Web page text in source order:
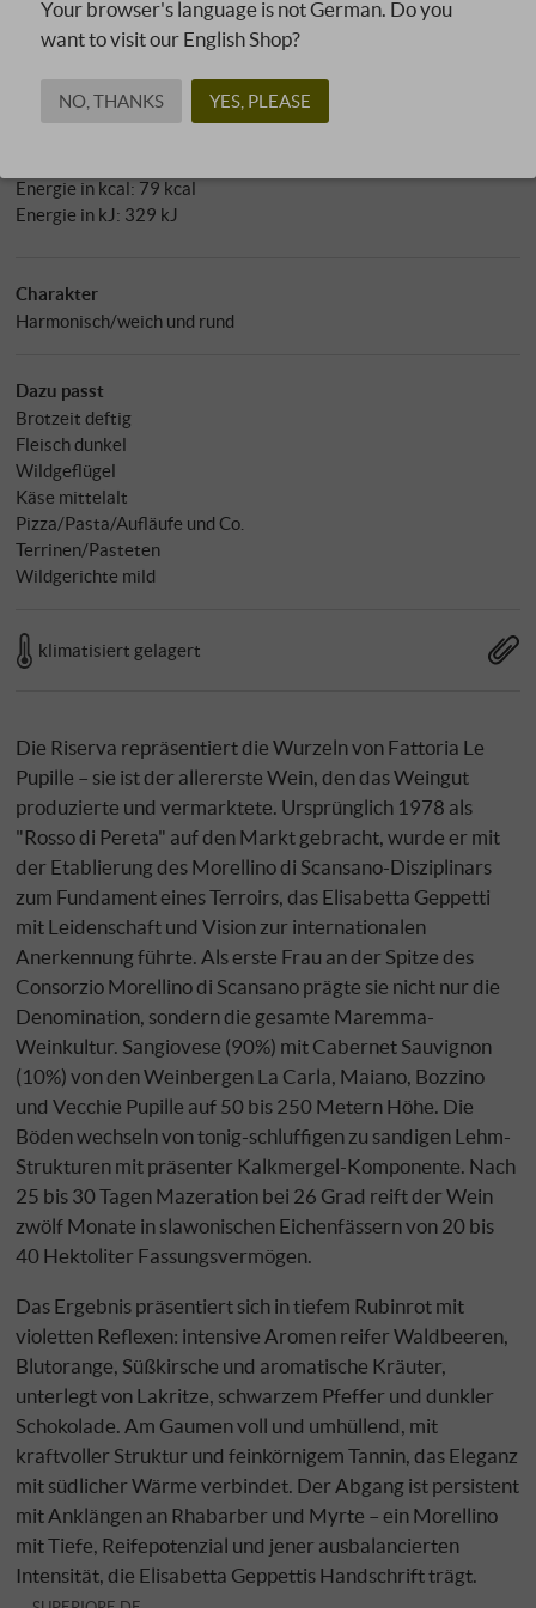
Restzucker: 0,81 g/l
Sulfit: 81 mg/l
Allergene
enthält Sulfite
Energie in kcal: 79 kcal
Energie in kJ: 329 kJ
Charakter
Harmonisch/weich und rund
Dazu passt
Brotzeit deftig
Fleisch dunkel
Wildgeflügel
Käse mittelalt
Pizza/Pasta/Aufläufe und Co.
Terrinen/Pasteten
Wildgerichte mild
klimatisiert gelagert
Die Riserva repräsentiert die Wurzeln von Fattoria Le
Pupille – sie ist der allererste Wein, den das Weingut
produzierte und vermarktete. Ursprünglich 1978 als
"Rosso di Pereta" auf den Markt gebracht, wurde er mit
der Etablierung des Morellino di Scansano-Disziplinars
zum Fundament eines Terroirs, das Elisabetta Geppetti
mit Leidenschaft und Vision zur internationalen
Anerkennung führte. Als erste Frau an der Spitze des
Consorzio Morellino di Scansano prägte sie nicht nur die
Denomination, sondern die gesamte Maremma-
Weinkultur. Sangiovese (90%) mit Cabernet Sauvignon
(10%) von den Weinbergen La Carla, Maiano, Bozzino
und Vecchie Pupille auf 50 bis 250 Metern Höhe. Die
Böden wechseln von tonig-schluffigen zu sandigen Lehm-
Strukturen mit präsenter Kalkmergel-Komponente. Nach
25 bis 30 Tagen Mazeration bei 26 Grad reift der Wein
zwölf Monate in slawonischen Eichenfässern von 20 bis
40 Hektoliter Fassungsvermögen.
Das Ergebnis präsentiert sich in tiefem Rubinrot mit
violetten Reflexen: intensive Aromen reifer Waldbeeren,
Blutorange, Süßkirsche und aromatische Kräuter,
unterlegt von Lakritze, schwarzem Pfeffer und dunkler
Schokolade. Am Gaumen voll und umhüllend, mit
kraftvoller Struktur und feinkörnigem Tannin, das Eleganz
mit südlicher Wärme verbindet. Der Abgang ist persistent
mit Anklängen an Rhabarber und Myrte – ein Morellino
mit Tiefe, Reifepotenzial und jener ausbalancierten
Intensität, die Elisabetta Geppettis Handschrift trägt.
Your browser's language is not German. Do you
want to visit our English Shop?
NO, THANKS YES, PLEASE